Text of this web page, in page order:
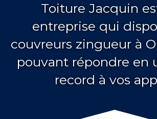
Toiture Jacquin
entreprise qui
couvreurs zingueur à
pouvant répondre en
record à vos